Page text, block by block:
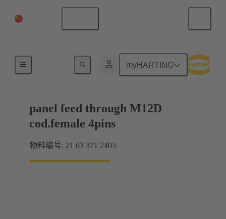
myHARTING
panel feed through M12D
cod.female 4pins
物料编号: 21 03 371 2403